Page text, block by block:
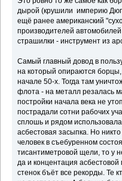
дырой (крушили империю
ещё ранее американский
производителей
страшилки - инструмент из
Самый главный довод в
на который опираются
начале 50-х. Тогда там
флота - на металл резалась
постройки начала века не
пострадали сотни рабочих
сплошь и рядом
асбестовая засыпка. Но
человек в съебуренном
тисантиметровой щели, то у
да и концентация
стенок бъёт все рекорды. Те